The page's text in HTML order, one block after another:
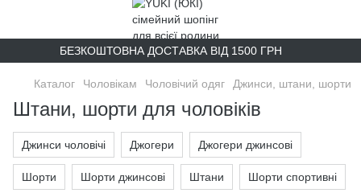
БЕЗКОШТОВНА ДОСТАВКА ВІД 1500 ГРН
Каталог Чоловікам Чоловічий одяг Джинси, штани, шорти
Штани, шорти для чоловіків
Джинси чоловічі Джогери Джогери джинсові
Шорти Шорти джинсові Штани Шорти спортивні